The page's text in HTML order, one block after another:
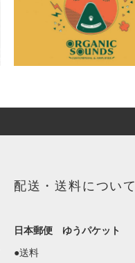
配送・送料について
日本郵便 ゆうパケット
●送料